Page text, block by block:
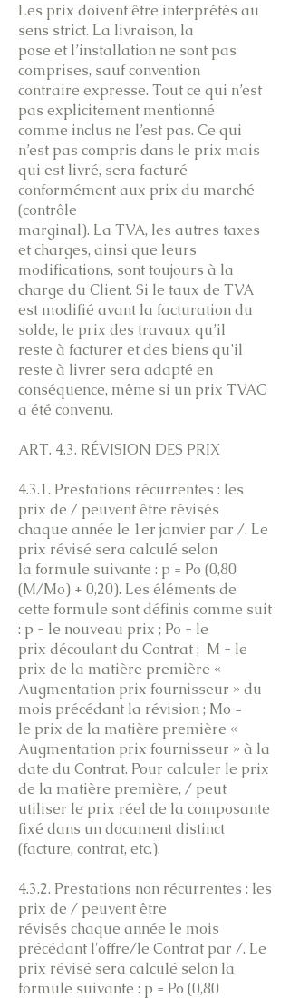
Les prix doivent être interprétés au
sens strict. La livraison, la
pose et l’installation ne sont pas
comprises, sauf convention
contraire expresse. Tout ce qui n’est
pas explicitement mentionné
comme inclus ne l’est pas. Ce qui
n’est pas compris dans le prix mais
qui est livré, sera facturé
conformément aux prix du marché
(contrôle
marginal). La TVA, les autres taxes
et charges, ainsi que leurs
modifications, sont toujours à la
charge du Client. Si le taux de TVA
est modifié avant la facturation du
solde, le prix des travaux qu’il
reste à facturer et des biens qu’il
reste à livrer sera adapté en
conséquence, même si un prix TVAC
a été convenu.
ART. 4.3. RÉVISION DES PRIX
4.3.1. Prestations récurrentes : les
prix de / peuvent être révisés
chaque année le 1er janvier par /. Le
prix révisé sera calculé selon
la formule suivante : p = Po (0,80
(M/Mo) + 0,20). Les éléments de
cette formule sont définis comme suit
: p = le nouveau prix ; Po = le
prix découlant du Contrat ; M = le
prix de la matière première «
Augmentation prix fournisseur » du
mois précédant la révision ; Mo =
le prix de la matière première «
Augmentation prix fournisseur » à la
date du Contrat. Pour calculer le prix
de la matière première, / peut
utiliser le prix réel de la composante
fixé dans un document distinct
(facture, contrat, etc.).
4.3.2. Prestations non récurrentes : les
prix de / peuvent être
révisés chaque année le mois
précédant l'offre/le Contrat par /. Le
prix révisé sera calculé selon la
formule suivante : p = Po (0,80